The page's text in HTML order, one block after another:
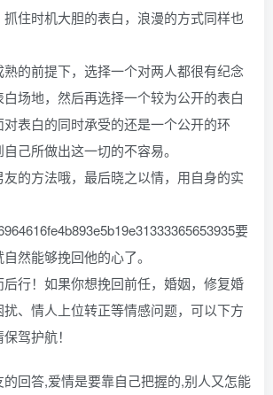
住时机大胆的表白，浪漫的方式同样也
的前提下，选择一个对两人都很有纪念
场地，然后再选择一个较为公开的表白
表白的同时承受的还是一个公开的环
己所做出这一切的不容易。
的方法哦，最后晓之以情，用自身的实
要
然能够挽回他的心了。
行！如果你想挽回前任，婚姻，修复婚
、情人上位转正等情感问题，可以下方
驾护航！
回答,爱情是要靠自己把握的,别人又怎能